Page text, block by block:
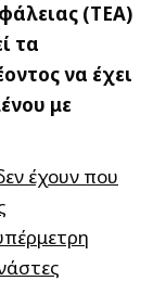
(ΤΕΑ)
τα
να έχει
με
έχουν που